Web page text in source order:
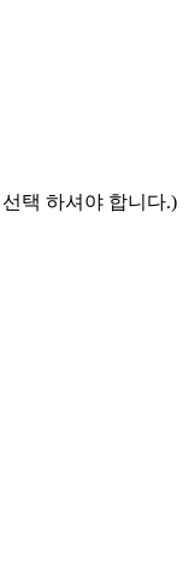
택 하셔야 합니다.)